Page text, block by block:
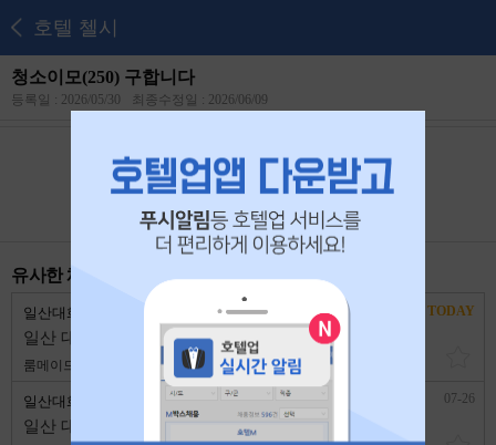
호텔 첼시
청소이모(250) 구합니다
등록일 : 2026/05/30 최종수정일 : 2026/06/09
본 공고는2026년 06월 18일 에 마감되었습니다.
유사한 채용 리스트
일산대화 라트리호텔 경기 고양시
룸메이드 1년 이하
TODAY
일산대화 라트리호텔 경기 고양시 07-26